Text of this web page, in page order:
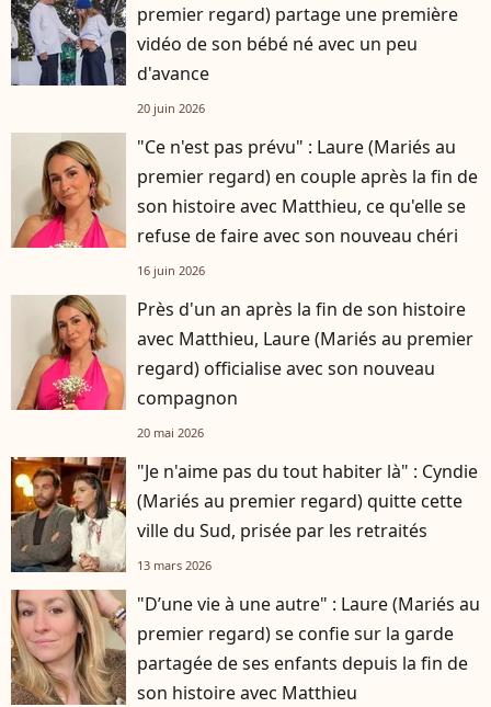
premier regard) partage une première
vidéo de son bébé né avec un peu
d'avance
20 juin 2026
"Ce n'est pas prévu" : Laure (Mariés au
premier regard) en couple après la fin de
son histoire avec Matthieu, ce qu'elle se
refuse de faire avec son nouveau chéri
16 juin 2026
Près d'un an après la fin de son histoire
avec Matthieu, Laure (Mariés au premier
regard) officialise avec son nouveau
compagnon
20 mai 2026
"Je n'aime pas du tout habiter là" : Cyndie
(Mariés au premier regard) quitte cette
ville du Sud, prisée par les retraités
13 mars 2026
"D’une vie à une autre" : Laure (Mariés au
premier regard) se confie sur la garde
partagée de ses enfants depuis la fin de
son histoire avec Matthieu